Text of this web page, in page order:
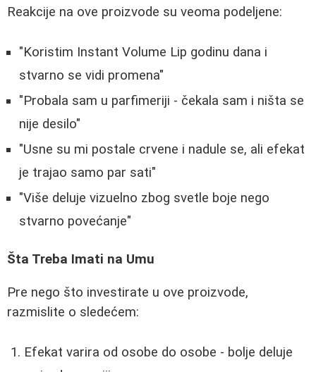
Reakcije na ove proizvode su veoma podeljene:
"Koristim Instant Volume Lip godinu dana i
stvarno se vidi promena"
"Probala sam u parfimeriji - čekala sam i ništa se
nije desilo"
"Usne su mi postale crvene i nadule se, ali efekat
je trajao samo par sati"
"Više deluje vizuelno zbog svetle boje nego
stvarno povećanje"
Šta Treba Imati na Umu
Pre nego što investirate u ove proizvode,
razmislite o sledećem:
Efekat varira od osobe do osobe - bolje deluje